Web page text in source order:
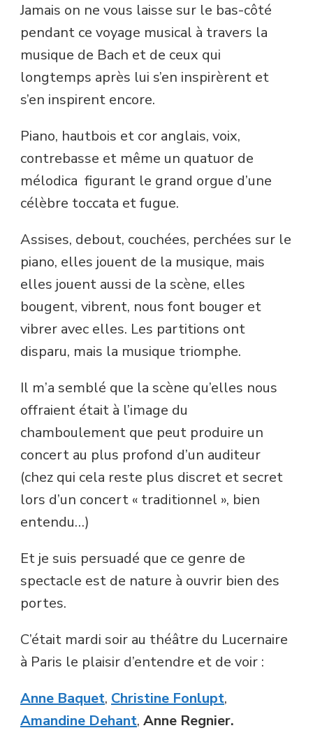
Jamais on ne vous laisse sur le bas-côté
pendant ce voyage musical à travers la
musique de Bach et de ceux qui
longtemps après lui s’en inspirèrent et
s’en inspirent encore.
Piano, hautbois et cor anglais, voix,
contrebasse et même un quatuor de
mélodica figurant le grand orgue d’une
célèbre toccata et fugue.
Assises, debout, couchées, perchées sur le
piano, elles jouent de la musique, mais
elles jouent aussi de la scène, elles
bougent, vibrent, nous font bouger et
vibrer avec elles. Les partitions ont
disparu, mais la musique triomphe.
Il m’a semblé que la scène qu’elles nous
offraient était à l’image du
chamboulement que peut produire un
concert au plus profond d’un auditeur
(chez qui cela reste plus discret et secret
lors d’un concert « traditionnel », bien
entendu…)
Et je suis persuadé que ce genre de
spectacle est de nature à ouvrir bien des
portes.
C’était mardi soir au théâtre du Lucernaire
à Paris le plaisir d’entendre et de voir :
Anne Baquet, Christine Fonlupt,
Amandine Dehant, Anne Regnier.